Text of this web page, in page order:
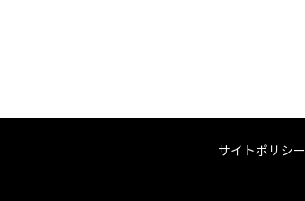
サイトポリシー